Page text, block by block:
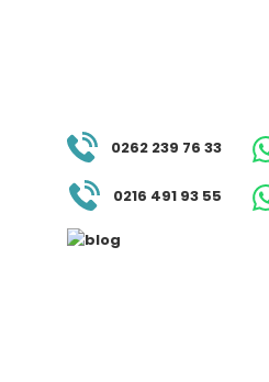
0262 239 76 33
0216 491 93 55